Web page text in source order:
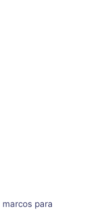
marcos para